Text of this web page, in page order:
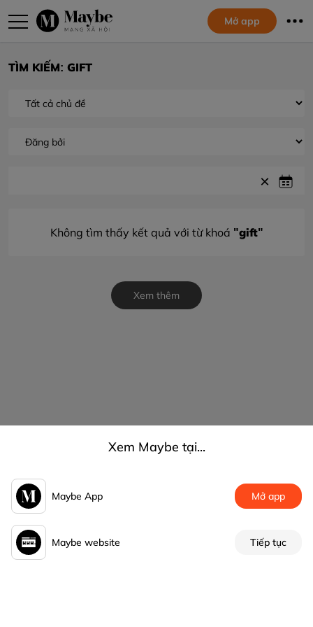
Mở app
TÌM KIẾM: GIFT
Không tìm thấy kết quả với từ khoá "gift"
Xem thêm
Xem Maybe tại...
Maybe App Mở app
Maybe website Tiếp tục